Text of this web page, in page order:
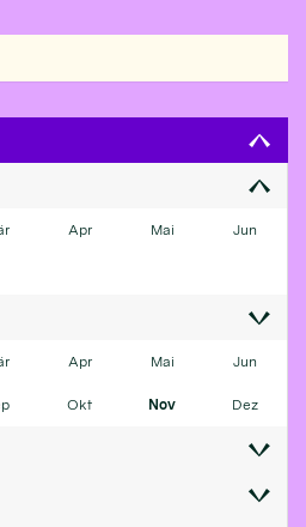
Apr Mai Jun
Apr Mai Jun
Okt Nov Dez